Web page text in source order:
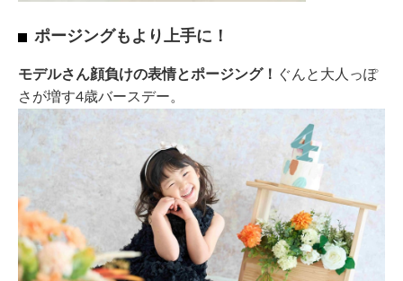
ポージングもより上手に！
モデルさん顔負けの表情とポージング！ ぐんと大人っぽ
さが増す4歳バースデー。